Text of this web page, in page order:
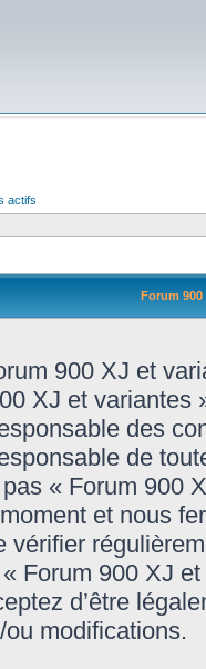
actifs
Forum
900 XJ et
XJ et
des
de
pas « Forum 900
et nous
vérifier
Forum 900 XJ
d’être
modifications.